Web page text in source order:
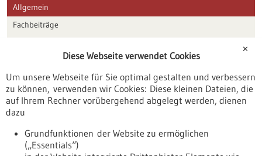
Allgemein
Fachbeiträge
Veranstaltungen
Erscheinungsdatum
✕
Diese Webseite verwendet Cookies
Um unsere Webseite für Sie optimal gestalten und verbessern
zu können, verwenden wir Cookies: Diese kleinen Dateien, die
auf Ihrem Rechner vorübergehend abgelegt werden, dienen
dazu
Grundfunktionen der Website zu ermöglichen
(„Essentials“)